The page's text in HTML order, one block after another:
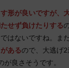
形が良いですが、
せず負けたりする
はないですね。また
あるので、大逃げ
良さそうです。